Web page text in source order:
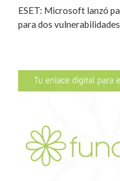
ESET: Microsoft lanzó
para dos